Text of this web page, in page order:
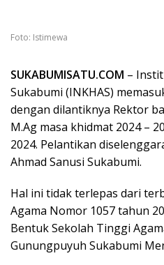
Foto: Istimewa
SUKABUMISATU.COM –
Sukabumi (INKHAS)
dengan dilantiknya Rektor
M.Ag masa khidmat 2024 –
2024. Pelantikan
Ahmad Sanusi Sukabumi.
Hal ini tidak terlepas dari
Agama Nomor 1057 tahun
Bentuk Sekolah Tinggi
Gunungpuyuh Sukabumi